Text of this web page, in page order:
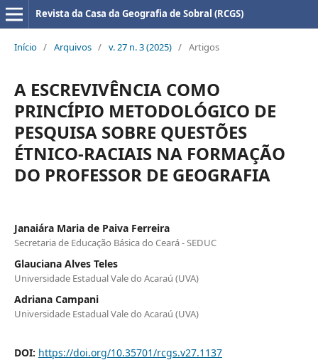
Revista da Casa da Geografia de Sobral (RCGS)
Início / Arquivos / v. 27 n. 3 (2025) / Artigos
A ESCREVIVÊNCIA COMO
PRINCÍPIO METODOLÓGICO DE
PESQUISA SOBRE QUESTÕES
ÉTNICO-RACIAIS NA FORMAÇÃO
DO PROFESSOR DE GEOGRAFIA
Janaiára Maria de Paiva Ferreira
Secretaria de Educação Básica do Ceará - SEDUC
Glauciana Alves Teles
Universidade Estadual Vale do Acaraú (UVA)
Adriana Campani
Universidade Estadual Vale do Acaraú (UVA)
DOI: https://doi.org/10.35701/rcgs.v27.1137